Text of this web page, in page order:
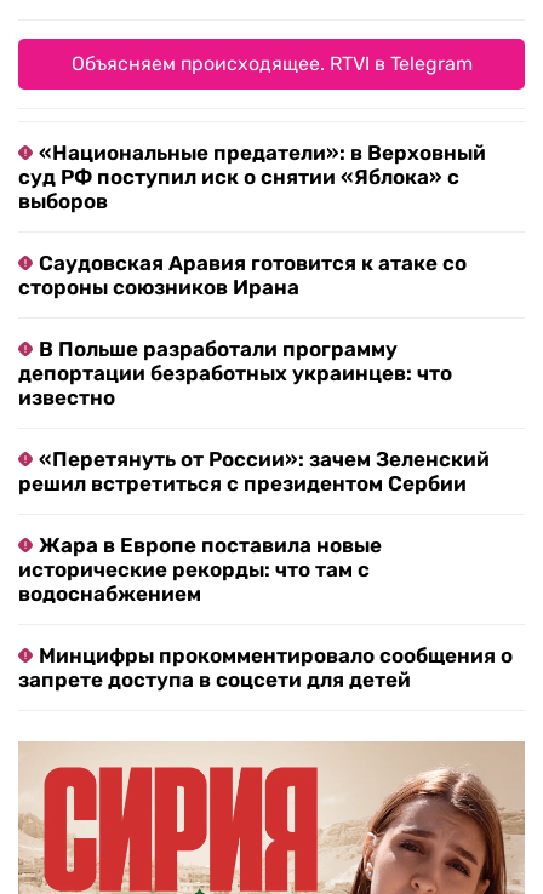
Объясняем происходящее. RTVI в Telegram
«Национальные предатели»: в Верховный
суд РФ поступил иск о снятии «Яблока» с
выборов
Саудовская Аравия готовится к атаке со
стороны союзников Ирана
В Польше разработали программу
депортации безработных украинцев: что
известно
«Перетянуть от России»: зачем Зеленский
решил встретиться с президентом Сербии
Жара в Европе поставила новые
исторические рекорды: что там с
водоснабжением
Минцифры прокомментировало сообщения о
запрете доступа в соцсети для детей